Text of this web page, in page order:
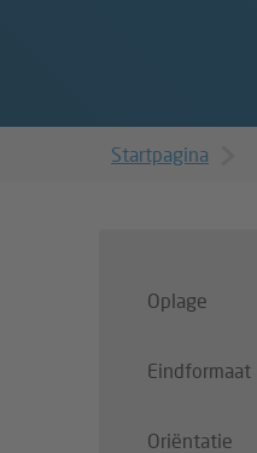
Startpagina
Oplage
Eindformaat
Oriëntatie